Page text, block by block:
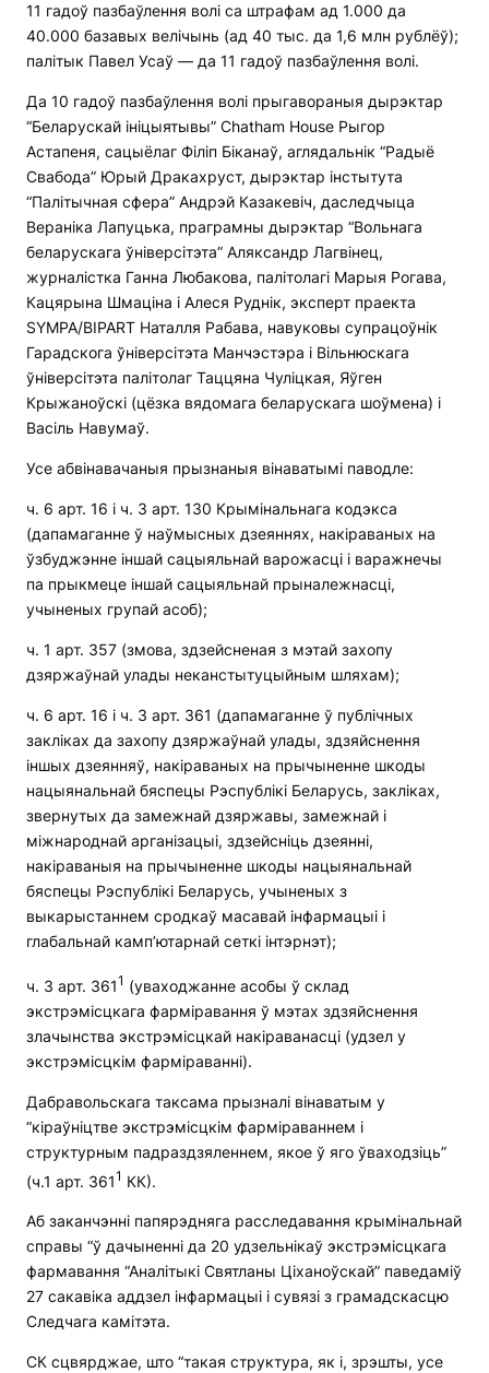
11 гадоў пазбаўлення волі са штрафам ад 1.000 да
40.000 базавых велічынь (ад 40 тыс. да 1,6 млн рублёў);
палітык Павел Усаў — да 11 гадоў пазбаўлення волі.
Да 10 гадоў пазбаўлення волі прыгавораныя дырэктар
“Беларускай ініцыятывы” Chatham House Рыгор
Астапеня, сацыёлаг Філіп Біканаў, аглядальнік “Радыё
Свабода” Юрый Дракахруст, дырэктар інстытута
“Палітычная сфера” Андрэй Казакевіч, даследчыца
Вераніка Лапуцька, праграмны дырэктар “Вольнага
беларускага ўніверсітэта” Аляксандр Лагвінец,
журналістка Ганна Любакова, палітолагі Марыя Рогава,
Кацярына Шмаціна і Алеся Руднік, эксперт праекта
SYMPA/BIPART Наталля Рабава, навуковы супрацоўнік
Гарадскога ўніверсітэта Манчэстэра і Вільнюскага
ўніверсітэта палітолаг Таццяна Чуліцкая, Яўген
Крыжаноўскі (цёзка вядомага беларускага шоўмена) і
Васіль Навумаў.
Усе абвінавачаныя прызнаныя вінаватымі паводле:
ч. 6 арт. 16 і ч. 3 арт. 130 Крымінальнага кодэкса
(дапамаганне ў наўмысных дзеяннях, накіраваных на
ўзбуджэнне іншай сацыяльнай варожасці і варажнечы
па прыкмеце іншай сацыяльнай прыналежнасці,
учыненых групай асоб);
ч. 1 арт. 357 (змова, здзейсненая з мэтай захопу
дзяржаўнай улады неканстытуцыйным шляхам);
ч. 6 арт. 16 і ч. 3 арт. 361 (дапамаганне ў публічных
закліках да захопу дзяржаўнай улады, здзяйснення
іншых дзеянняў, накіраваных на прычыненне шкоды
нацыянальнай бяспецы Рэспублікі Беларусь, закліках,
звернутых да замежнай дзяржавы, замежнай і
міжнароднай арганізацыі, здзейсніць дзеянні,
накіраваныя на прычыненне шкоды нацыянальнай
бяспецы Рэспублікі Беларусь, учыненых з
выкарыстаннем сродкаў масавай інфармацыі і
глабальнай камп’ютарнай сеткі інтэрнэт);
ч. 3 арт. 3611 (уваходжанне асобы ў склад
экстрэмісцкага фарміравання ў мэтах здзяйснення
злачынства экстрэмісцкай накіраванасці (удзел у
экстрэмісцкім фарміраванні).
Дабравольскага таксама прызналі вінаватым у
“кіраўніцтве экстрэмісцкім фарміраваннем і
структурным падраздзяленнем, якое ў яго ўваходзіць”
(ч.1 арт. 3611 КК).
Аб заканчэнні папярэдняга расследавання крымінальнай
справы “ў дачыненні да 20 удзельнікаў экстрэмісцкага
фармавання “Аналітыкі Святланы Ціханоўскай” паведаміў
27 сакавіка аддзел інфармацыі і сувязі з грамадскасцю
Следчага камітэта.
СК сцвярджае, што “такая структура, як і, зрэшты, усе